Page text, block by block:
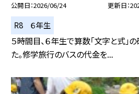
公開日 2026/06/24 更新日
R8 ６年生
５時間目、６年生で算数「文字と式」
た。修学旅行のバスの代金を...